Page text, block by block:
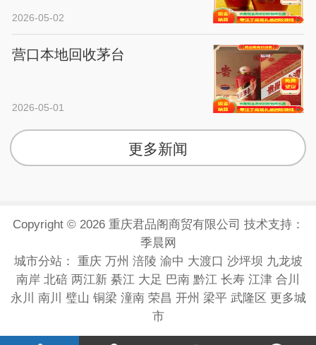
2026-05-02
营口本地回收茅台
2026-05-01
更多新闻
Copyright © 2026 重庆君品阁商贸有限公司 技术支持：
季晨网
城市分站： 重庆 万州 涪陵 渝中 大渡口 沙坪坝 九龙坡
南岸 北碚 两江新 綦江 大足 巴南 黔江 长寿 江津 合川
永川
南川 璧山 铜梁 潼南 荣昌 开州 梁平 武隆区 更多城
市